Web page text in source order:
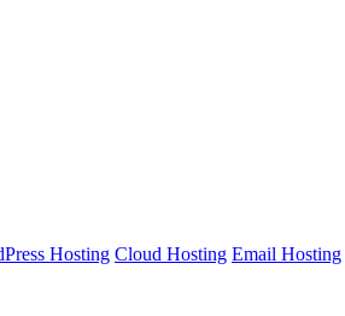
Hosting Cloud Hosting Email Hosting